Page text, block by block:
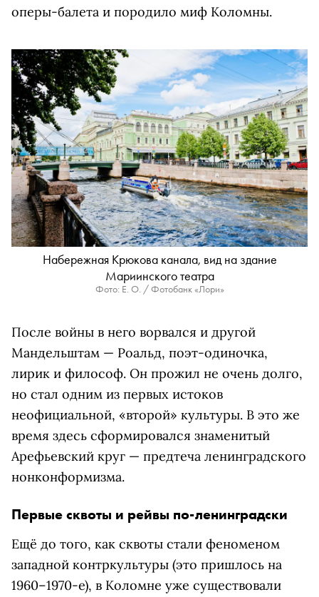
оперы-балета и породило миф Коломны.
Набережная Крюкова канала, вид на здание
Мариинского театра
Фото: Е. О. / Фотобанк «Лори»
После войны в него ворвался и другой
Мандельштам — Роальд, поэт-одиночка,
лирик и философ. Он прожил не очень долго,
но стал одним из первых истоков
неофициальной, «второй» культуры. В это же
время здесь сформировался знаменитый
Арефьевский круг — предтеча ленинградского
нонконформизма.
Первые сквоты и рейвы по-ленинградски
Ещё до того, как сквоты стали феноменом
западной контркультуры (это пришлось на
1960–1970-е), в Коломне уже существовали